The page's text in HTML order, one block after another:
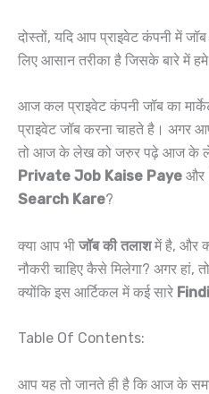
दोस्तों, यदि आप प्राइवेट कंपनी में
लिए आसान तरीका है जिसके बारे में हमे
आज कल प्राइवेट कंपनी जॉब का
प्राइवेट जॉब करना चाहते है। अगर
तो आज के लेख को जरुर पढ़े आज के
Private Job Kaise Paye और
Search Kare?
क्या आप भी जॉब की तलाशमें है, और
नौकरी चाहिए कैसे मिलेगा? अगर हां,
क्योंकि इस आर्टिकल में कई सारे
Table Of Contents:
आप यह तो जानते ही है कि आज के